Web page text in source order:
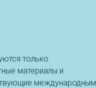
только
материалы и
международным